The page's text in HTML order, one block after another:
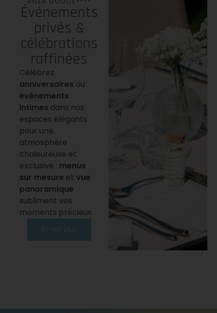
Événements
privés &
célébrations
raffinées
Célébrez
anniversaires ou
événements
intimes dans nos
espaces élégants
pour une
atmosphère
chaleureuse et
exclusive : menus
sur mesure et vue
panoramique
subliment vos
moments précieux.
En voir plus